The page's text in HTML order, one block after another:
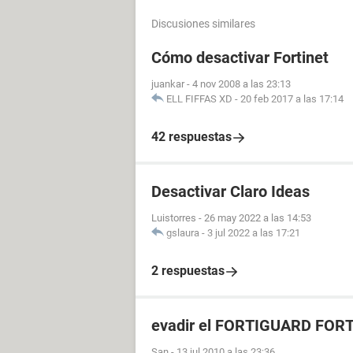
Discusiones similares
Cómo desactivar Fortinet
juankar - 4 nov 2008 a las 23:13
ELL FIFFAS XD - 20 feb 2017 a las 17:14
42 respuestas
Desactivar Claro Ideas
Luistorres - 26 may 2022 a las 14:53
gslaura - 3 jul 2022 a las 17:21
2 respuestas
evadir el FORTIGUARD